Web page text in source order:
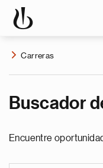
Carreras
Buscador
Encuentre